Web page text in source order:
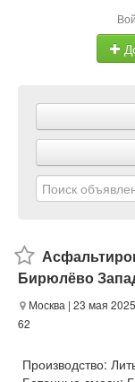
Бирюлёво
Москва | 23 мая
62
Производство: